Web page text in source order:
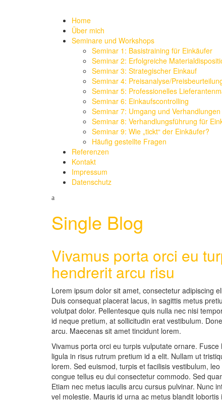
Home
Über mich
Seminare und Workshops
Seminar 1: Basistraining für Einkäufer
Seminar 2: Erfolgreiche
Seminar 3: Strategischer Einkauf
Seminar 4: Preisanalyse/
Seminar 5: Professionelles
Seminar 6: Einkaufscontrolling
Seminar 7: Umgang und
Seminar 8: Verhandlungsführung für
Seminar 9: Wie „tickt“ der Einkäufer?
Häufig gestellte Fragen
Referenzen
Kontakt
Impressum
Datenschutz
Single Blog
Vivamus porta orci eu
hendrerit arcu risu
Lorem ipsum dolor sit amet, consectetur adipiscing
Duis consequat placerat lacus, in sagittis metus
volutpat dolor. Pellentesque quis nulla nec nisi
id neque pretium, at sollicitudin erat vestibulum.
arcu. Maecenas sit amet tincidunt lorem.
Vivamus porta orci eu turpis vulputate ornare.
ligula in risus rutrum pretium id a elit. Nullam ut
lorem. Sed euismod, turpis et facilisis vestibulum,
congue tellus eu dui consectetur commodo. Sed
Etiam nec metus iaculis arcu cursus pulvinar. Nunc
vel molestie. Mauris id urna ac metus blandit lobortis